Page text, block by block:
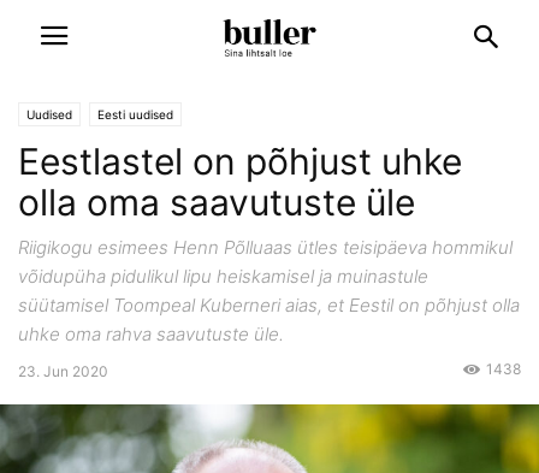
Uudised Eesti uudised
Eestlastel on põhjust uhke
olla oma saavutuste üle
Riigikogu esimees Henn Põlluaas ütles teisipäeva hommikul
võidupüha pidulikul lipu heiskamisel ja muinastule
süütamisel Toompeal Kuberneri aias, et Eestil on põhjust olla
uhke oma rahva saavutuste üle.
23. Jun 2020 1438